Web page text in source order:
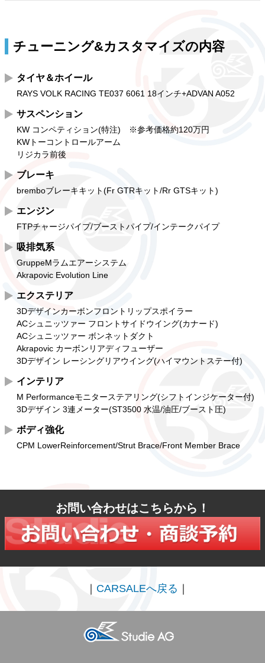
チューニング&カスタマイズの内容
タイヤ＆ホイール
RAYS VOLK RACING TE037 6061 18インチ+ADVAN A052
サスペンション
KW コンペティション(特注) ※参考価格約120万円
KWトーコントロールアーム
リジカラ前後
ブレーキ
bremboブレーキキット(Fr GTRキット/Rr GTSキット)
エンジン
FTPチャージパイプ/ブーストパイプ/インテークパイプ
吸排気系
GruppeMラムエアーシステム
Akrapovic Evolution Line
エクステリア
3Dデザインカーボンフロントリップスポイラー
ACシュニッツァー フロントサイドウイング(カナード)
ACシュニッツァー ボンネットダクト
Akrapovic カーボンリアディフューザー
3Dデザイン レーシングリアウイング(ハイマウントステー付)
インテリア
M Performanceモニターステアリング(シフトインジケーター付)
3Dデザイン 3連メーター(ST3500 水温/油圧/ブースト圧)
ボディ強化
CPM LowerReinforcement/Strut Brace/Front Member Brace
お問い合わせはこちらから！
｜ CARSALEへ戻る ｜